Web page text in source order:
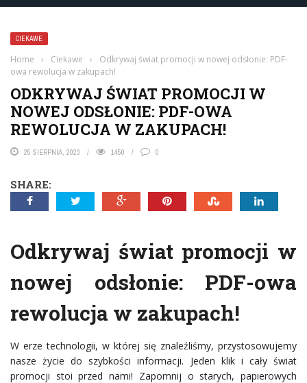
CIEKAWE
Home › Ciekawe ›
Odkrywaj świat promocji w nowej odsłonie: PDF-
owa rewolucja w zakupach!
ODKRYWAJ ŚWIAT PROMOCJI W
NOWEJ ODSŁONIE: PDF-OWA
REWOLUCJA W ZAKUPACH!
25 SIERPNIA, 2023 1450 0
SHARE:
Odkrywaj świat promocji w
nowej odsłonie: PDF-owa
rewolucja w zakupach!
W erze technologii, w której się znaleźliśmy, przystosowujemy
nasze życie do szybkości informacji. Jeden klik i cały świat
promocji stoi przed nami! Zapomnij o starych, papierowych